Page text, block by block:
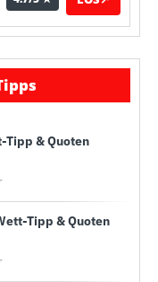
Tipp & Quoten
Tipp & Quoten